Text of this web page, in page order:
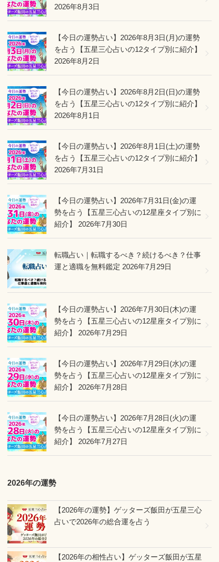
2026年8月3日
【今日の運勢占い】2026年8月3日(月)の運勢
を占う【五星三心占いの12タイプ別に紹介】
2026年8月2日
【今日の運勢占い】2026年8月2日(日)の運勢
を占う【五星三心占いの12タイプ別に紹介】
2026年8月1日
【今日の運勢占い】2026年8月1日(土)の運勢
を占う【五星三心占いの12タイプ別に紹介】
2026年7月31日
【今日の運勢占い】2026年7月31日(金)の運
勢を占う【五星三心占いの12星座タイプ別に
紹介】
2026年7月30日
転職占い｜転職するべき？続けるべき？仕事
運と適職を無料鑑定 2026年7月29日
【今日の運勢占い】2026年7月30日(木)の運
勢を占う【五星三心占いの12星座タイプ別に
紹介】
2026年7月29日
【今日の運勢占い】2026年7月29日(水)の運
勢を占う【五星三心占いの12星座タイプ別に
紹介】
2026年7月28日
【今日の運勢占い】2026年7月28日(火)の運
勢を占う【五星三心占いの12星座タイプ別に
紹介】
2026年7月27日
2026年の運勢
【2026年の運勢】ゲッターズ飯田が五星三心
占いで2026年の総合運を占う
【2026年の相性占い】ゲッターズ飯田が五星